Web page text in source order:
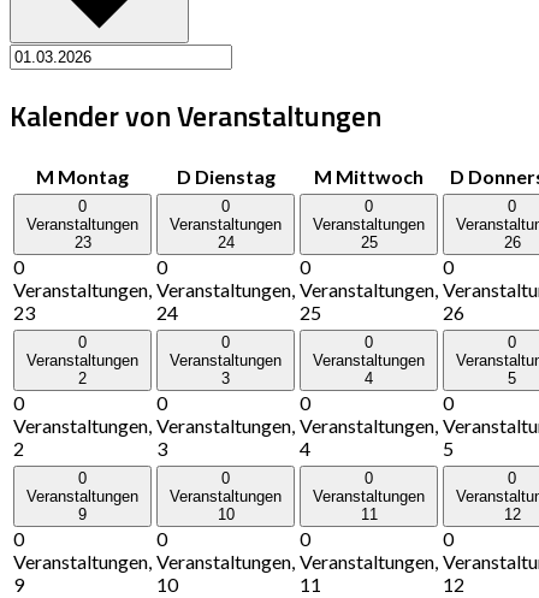
Kalender von Veranstaltungen
M Montag D Dienstag M Mittwoch D
0
Veranstaltungen
23
0
Veranstaltungen,
23
0
Veranstaltungen
24
0
Veranstaltungen,
24
0
Veranstaltungen
25
0
Veranstaltungen,
25
0
26
0
26
0
Veranstaltungen
2
0
Veranstaltungen,
2
0
Veranstaltungen
3
0
Veranstaltungen,
3
0
Veranstaltungen
4
0
Veranstaltungen,
4
0
5
0
5
0
Veranstaltungen
9
0
Veranstaltungen,
9
0
Veranstaltungen
10
0
Veranstaltungen,
10
0
Veranstaltungen
11
0
Veranstaltungen,
11
0
12
0
12